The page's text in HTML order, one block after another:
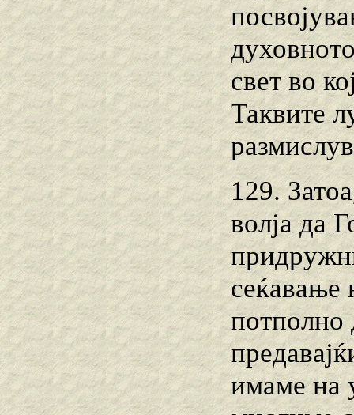
свет во
Таквите
129.
волја да
сеќавање
потполно
имаме на